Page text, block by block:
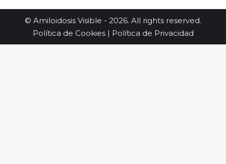
© Amiloidosis Visible - 2026. All rights reserved.
Política de Cookies| Política de Privacidad